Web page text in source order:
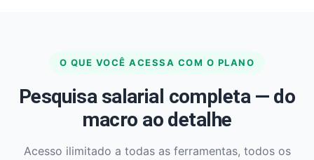
O QUE VOCÊ ACESSA COM O PLANO
Pesquisa salarial completa — do
macro ao detalhe
Acesso ilimitado a todas as ferramentas, todos os